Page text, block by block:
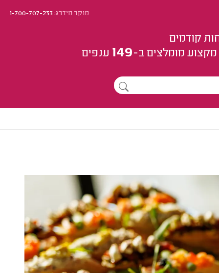
מוקד מידרג:1-700-707-233
קודמים
מומלצים ב-149 ענפים